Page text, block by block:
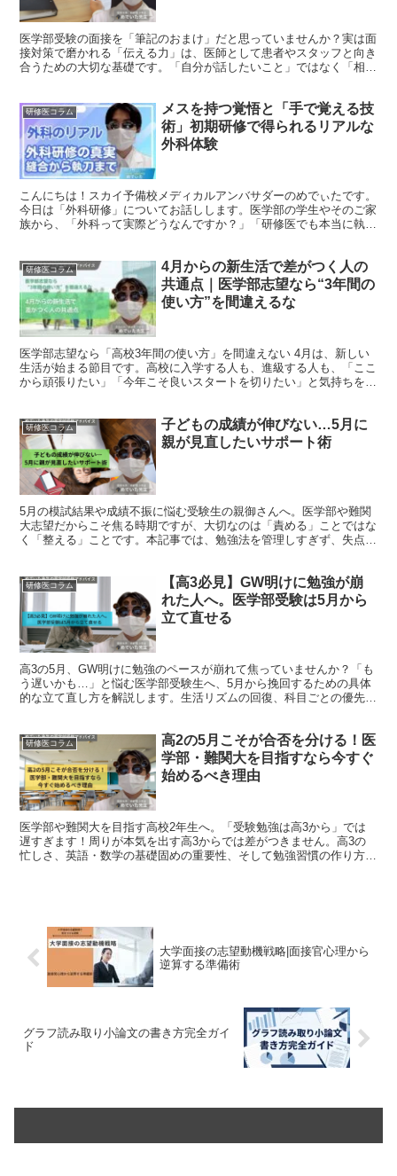
医学部受験の面接を「筆記のおまけ」だと思っていませんか？実は面
接対策で磨かれる「伝える力」は、医師として患者やスタッフと向き
合うための大切な基礎です。「自分が話したいこと」ではなく「相手
つ、単なる受験対策を超えた「対話の極意」を現役医師の視点から伝
えます。
研修医コラム
メスを持つ覚悟と「手で覚える技
術」初期研修で得られるリアルな
外科体験
こんにちは！スカイ予備校メディカルアンバサダーのめでぃたです。
今日は「外科研修」についてお話しします。医学部の学生やそのご家
族から、「外科って実際どうなんですか？」「研修医でも本当に執刀
して覚えることが多いのが特徴です。 もちろん大変な面もあります
が、そのぶん得られる学びと成長は大きいのです。 本日は、初期研
修で外科を経験した立場から、その実態を正直にお伝えしましょう。
研修医コラム
4月からの新生活で差がつく人の
共通点｜医学部志望なら“3年間の
使い方”を間違えるな
医学部志望なら「高校3年間の使い方」を間違えない 4月は、新しい
生活が始まる節目です。高校に入学する人も、進級する人も、「ここ
から頑張りたい」「今年こそ良いスタートを切りたい」と気持ちを新
研修医コラム
子どもの成績が伸びない…5月に
親が見直したいサポート術
5月の模試結果や成績不振に悩む受験生の親御さんへ。医学部や難関
大志望だからこそ焦る時期ですが、大切なのは「責める」ことではな
く「整える」ことです。本記事では、勉強法を管理しすぎず、失点の
に繋がる、親としての適切な距離感と見守り方のヒントをお届けしま
す。
研修医コラム
【高3必見】GW明けに勉強が崩
れた人へ。医学部受験は5月から
立て直せる
高3の5月、GW明けに勉強のペースが崩れて焦っていませんか？「も
う遅いかも…」と悩む医学部受験生へ、5月から挽回するための具体
的な立て直し方を解説します。生活リズムの回復、科目ごとの優先順
べず、まずは自分のペースを取り戻して夏に向けた土台を固めましょ
う！
研修医コラム
高2の5月こそが合否を分ける！医
学部・難関大を目指すなら今すぐ
始めるべき理由
医学部や難関大を目指す高校2年生へ。「受験勉強は高3から」では
遅すぎます！周りが本気を出す高3からでは差がつきません。高3の
忙しさ、英語・数学の基礎固めの重要性、そして勉強習慣の作り方な
大学面接の志望動機戦略|面接官心理から
逆算する準備術
グラフ読み取り小論文の書き方完全ガイ
ド